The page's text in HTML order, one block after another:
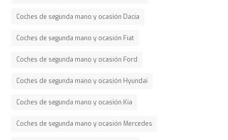
Coches de segunda mano y ocasión Dacia
Coches de segunda mano y ocasión Fiat
Coches de segunda mano y ocasión Ford
Coches de segunda mano y ocasión Hyundai
Coches de segunda mano y ocasión Kia
Coches de segunda mano y ocasión Mercedes